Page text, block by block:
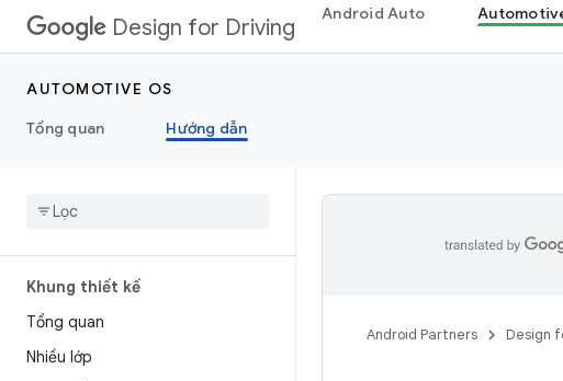
Design for Driving
Android Auto
AUTOMOTIVE OS
Tổng quan
Hướng dẫn
Khung thiết kế
Tổng quan
Nhiều lớp
Android Partners Design